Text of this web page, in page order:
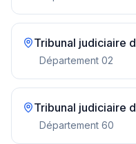
Tribunal judiciaire
Département 02
Tribunal judiciaire
Département 60